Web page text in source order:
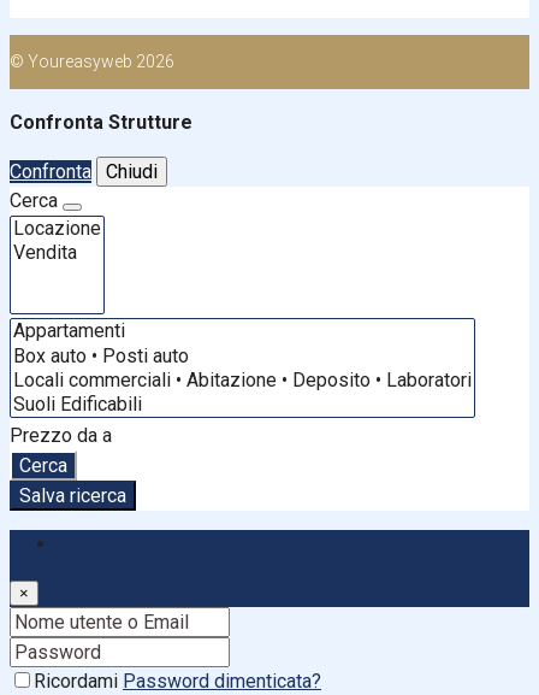
© Youreasyweb 2026
Confronta Strutture
Confronta
Chiudi
Cerca
Prezzo da a
Cerca
Salva ricerca
×
Ricordami Password dimenticata?